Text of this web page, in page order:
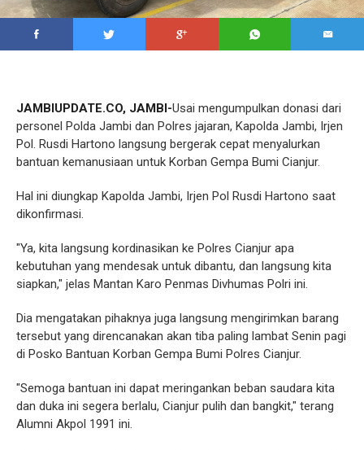
JAMBIUPDATE.CO, JAMBI-Usai mengumpulkan donasi dari
personel Polda Jambi dan Polres jajaran, Kapolda Jambi, Irjen
Pol. Rusdi Hartono langsung bergerak cepat menyalurkan
bantuan kemanusiaan untuk Korban Gempa Bumi Cianjur.
Hal ini diungkap Kapolda Jambi, Irjen Pol Rusdi Hartono saat
dikonfirmasi.
"Ya, kita langsung kordinasikan ke Polres Cianjur apa
kebutuhan yang mendesak untuk dibantu, dan langsung kita
siapkan," jelas Mantan Karo Penmas Divhumas Polri ini.
Dia mengatakan pihaknya juga langsung mengirimkan barang
tersebut yang direncanakan akan tiba paling lambat Senin pagi
di Posko Bantuan Korban Gempa Bumi Polres Cianjur.
"Semoga bantuan ini dapat meringankan beban saudara kita
dan duka ini segera berlalu, Cianjur pulih dan bangkit," terang
Alumni Akpol 1991 ini.